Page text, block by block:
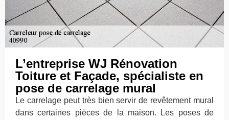
L’entreprise WJ Rénovation
Toiture et Façade, spécialiste en
pose de carrelage mural
Le carrelage peut très bien servir de revêtement mural
dans certaines pièces de la maison. Les poses de